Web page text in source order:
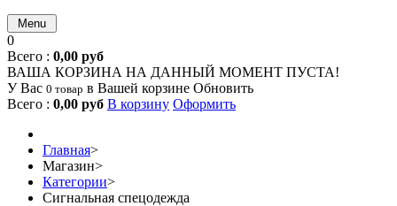
Menu
0
Всего : 0,00 руб
ВАША КОРЗИНА НА ДАННЫЙ МОМЕНТ ПУСТА!
У Вас 0 товар в Вашей корзине Обновить
Всего : 0,00 руб В корзину Оформить
Главная>
Магазин>
Категории>
Сигнальная спецодежда